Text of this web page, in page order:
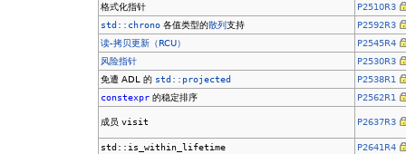
格式化指针
P2510R3
std::chrono 各值类型的散列支持
P2592R3
读-拷贝更新（RCU）
P2545R4
风险指针
P2530R3
免遭 ADL 的 std::projected
P2538R1
constexpr 的稳定排序 P2562R1
成员visit P2637R3
std::is_within_lifetime
P2641R4